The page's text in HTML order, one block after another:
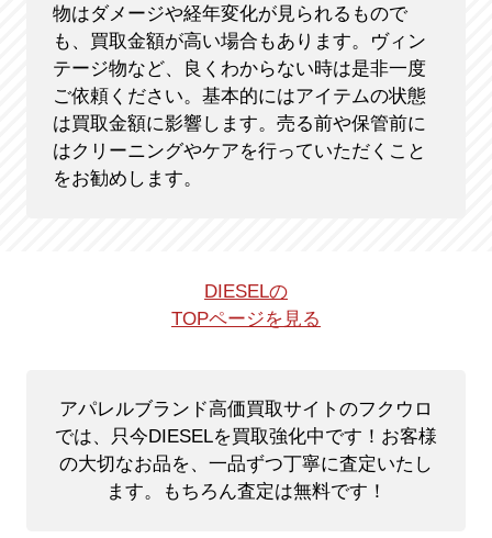
物はダメージや経年変化が見られるもので
も、買取金額が高い場合もあります。ヴィン
テージ物など、良くわからない時は是非一度
ご依頼ください。基本的にはアイテムの状態
は買取金額に影響します。売る前や保管前に
はクリーニングやケアを行っていただくこと
をお勧めします。
DIESELの
TOPページを見る
アパレルブランド高価買取サイトのフクウロ
では、只今DIESELを買取強化中です！ お客様
の大切なお品を、一品ずつ丁寧に査定いたし
ます。もちろん査定は無料です！